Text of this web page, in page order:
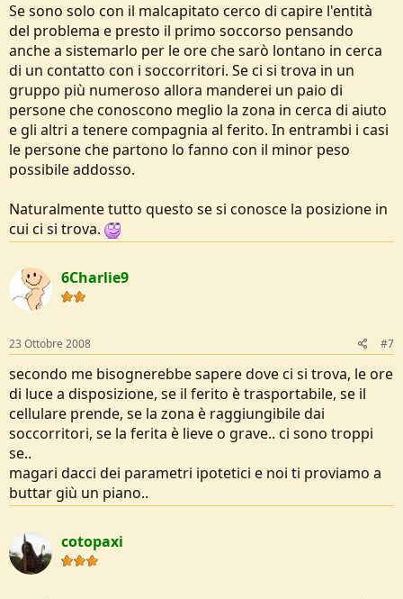
Se sono solo con il malcapitato cerco di capire l'entità
del problema e presto il primo soccorso pensando
anche a sistemarlo per le ore che sarò lontano in cerca
di un contatto con i soccorritori. Se ci si trova in un
gruppo più numeroso allora manderei un paio di
persone che conoscono meglio la zona in cerca di aiuto
e gli altri a tenere compagnia al ferito. In entrambi i casi
le persone che partono lo fanno con il minor peso
possibile addosso.
Naturalmente tutto questo se si conosce la posizione in
cui ci si trova.
6Charlie9
23 Ottobre 2008 #7
secondo me bisognerebbe sapere dove ci si trova, le ore
di luce a disposizione, se il ferito è trasportabile, se il
cellulare prende, se la zona è raggiungibile dai
soccorritori, se la ferita è lieve o grave.. ci sono troppi
se..
magari dacci dei parametri ipotetici e noi ti proviamo a
buttar giù un piano..
cotopaxi